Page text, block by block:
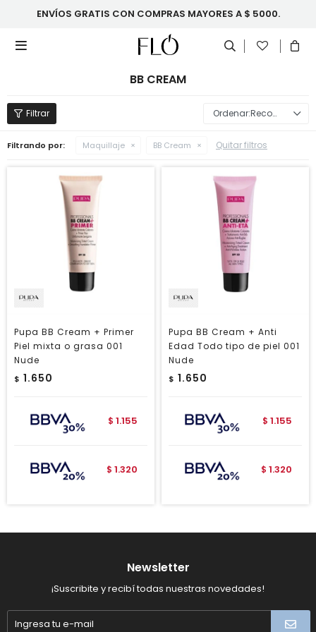
ENVÍOS GRATIS CON COMPRAS MAYORES A $ 5000.

BB CREAM
Recomendados
Filtrando por: Maquillaje BB Cream Quitar filtros
Pupa BB Cream + Primer
Piel mixta o grasa 001
Nude
$ 1.650
$ 1.155
$ 1.320
Pupa BB Cream + Anti
Edad Todo tipo de piel 001
Nude
$ 1.650
$ 1.155
$ 1.320
Newsletter
¡Suscribite y recibí todas nuestras novedades!